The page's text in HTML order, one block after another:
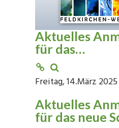
Aktuelles
für das…
Freitag, 14.März 2025
Aktuelles
für das neue